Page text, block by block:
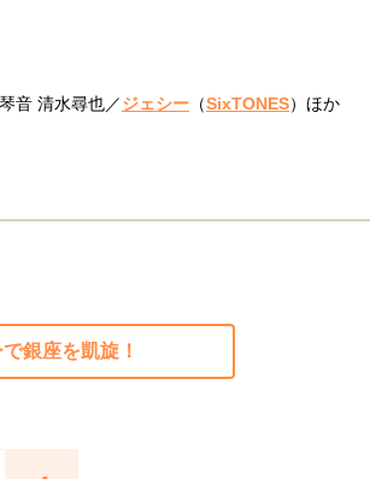
音 清水尋也／ジェシー （SixTONES）ほか
銀座を凱旋！